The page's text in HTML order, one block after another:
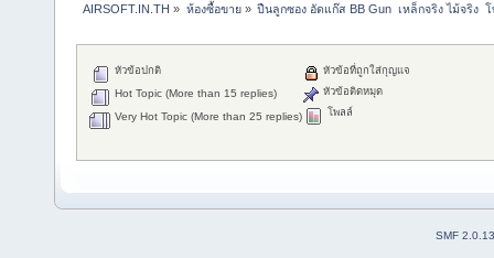
AIRSOFT.IN.TH » ห้องซื้อขาย» ปืนลูกซอง อัดแก๊ส BB Gun  เหล็กจริง ไม้จริง
หัวข้อปกติ
Hot Topic (More than 15 replies)
Very Hot Topic (More than 25 replies)
หัวข้อที่ถูกใส่กุญแจ
หัวข้อติดหมุด
โพลล์
SMF 2.0.13